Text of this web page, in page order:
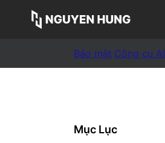
Bảo mật Công cụ AI
Mục Lục